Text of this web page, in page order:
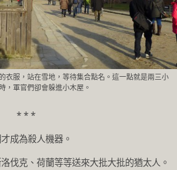
衣服，站在雪地，等待集合點名。這一點就是兩三小
時，軍官們卻會躲進小木屋。
* *
成為殺人機器。
伐克、荷蘭等等送來大批大批的猶太人。